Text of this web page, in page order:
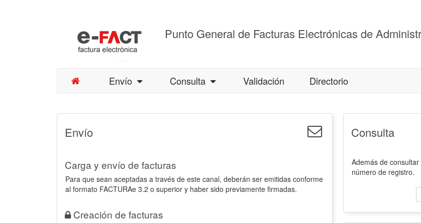
Punto General de Facturas Electrónicas de
Envío Consulta Validación Directorio
Envío
Carga y envío de facturas
Para que sean aceptadas a través de este canal, deberán ser emitidas conforme
al formato FACTURAe 3.2 o superior y haber sido previamente firmadas.
Creación de facturas
Consulta
Además de
número de registro.